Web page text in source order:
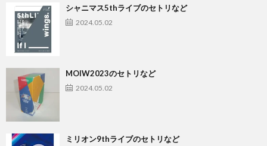
シャニマス5thライブのセトリなど
2024.05.02
MOIW2023のセトリなど
2024.05.02
ミリオン9thライブのセトリなど